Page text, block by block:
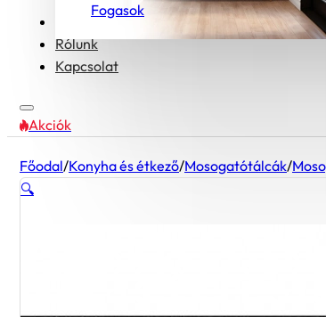
Fogasok
Bútorcsaládok
Rólunk
Kapcsolat
Akciók
Főodal/Konyha és étkező/Mosogatótálcák/
🔍